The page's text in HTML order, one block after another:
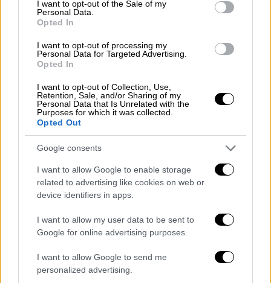
I want to opt-out of the Sale of my
Personal Data.
Opted In
I want to opt-out of processing my
Personal Data for Targeted Advertising.
Opted In
I want to opt-out of Collection, Use,
Retention, Sale, and/or Sharing of my
Personal Data that Is Unrelated with the
Purposes for which it was collected.
Opted Out
Google consents
I want to allow Google to enable storage
related to advertising like cookies on web or
device identifiers in apps.
I want to allow my user data to be sent to
Google for online advertising purposes.
I want to allow Google to send me
personalized advertising.
η προφορική ακρόαση ορίστηκε για τον
Απρίλιο του 2026
Ο Κομπς έχει προγραμματισμένη
αποφυλάκιση για τις 8 Μαΐου 2028, όμως
δημιουργεί ρεαλιστική πιθανότητα να
μειωθεί η ποινή του. Επιπλέον, η μεταφορά
του σε σωφρονιστικό κατάστημα χαμηλής
ασφάλειας στο Νιου Τζέρσεϊ, στις 30
Οκτωβρίου 2025, ενδέχεται να συντελέσει
σε ευνοϊκή μεταχείριση, εφόσον επιδείξει
υποδειγματική συμπεριφορά και
συμμετάσχει σε προγράμματα απεξάρτησης
και διαχείρισης θυμού.
Diddy's Appeal Trial Expected To
Begin In April 2026